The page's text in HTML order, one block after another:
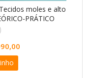
moles e alto
PRÁTICO